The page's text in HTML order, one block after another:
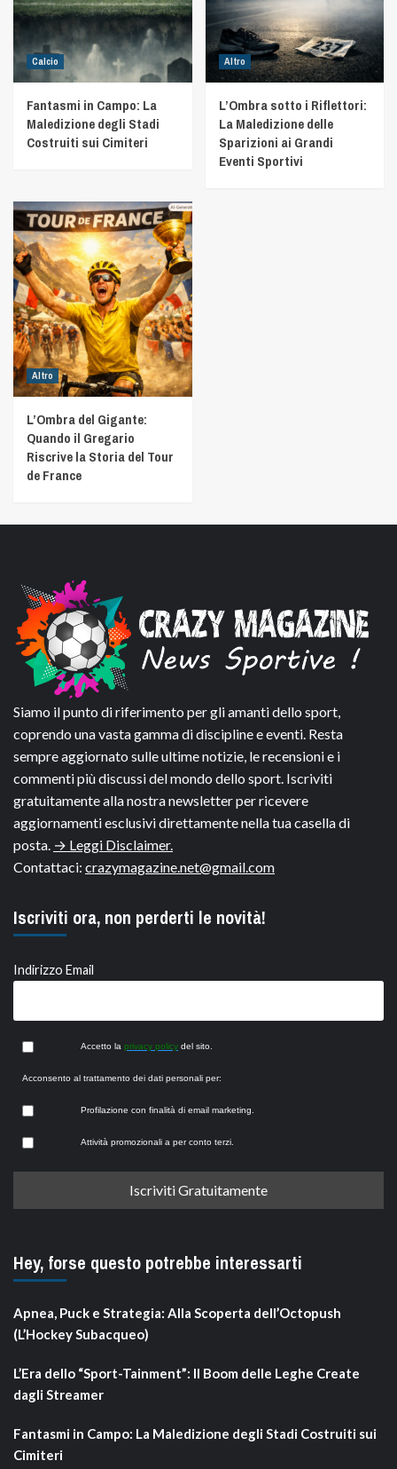
Calcio
Fantasmi in Campo: La
Maledizione degli Stadi
Costruiti sui Cimiteri
Altro
L’Ombra sotto i Riflettori:
La Maledizione delle
Sparizioni ai Grandi
Eventi Sportivi
Altro
L’Ombra del Gigante:
Quando il Gregario
Riscrive la Storia del Tour
de France
Siamo il punto di riferimento per gli amanti dello sport,
coprendo una vasta gamma di discipline e eventi. Resta
sempre aggiornato sulle ultime notizie, le recensioni e i
commenti più discussi del mondo dello sport. Iscriviti
gratuitamente alla nostra newsletter per ricevere
aggiornamenti esclusivi direttamente nella tua casella di
posta. → Leggi Disclaimer.
Contattaci: crazymagazine.net@gmail.com
Iscriviti ora, non perderti le novità!
Indirizzo Email
Accetto la privacy policy del sito.
Acconsento al trattamento dei dati personali per:
Profilazione con finalità di email marketing.
Attività promozionali a per conto terzi.
Hey, forse questo potrebbe interessarti
Apnea, Puck e Strategia: Alla Scoperta dell’Octopush
(L’Hockey Subacqueo)
L’Era dello “Sport-Tainment”: Il Boom delle Leghe Create
dagli Streamer
Fantasmi in Campo: La Maledizione degli Stadi Costruiti sui
Cimiteri